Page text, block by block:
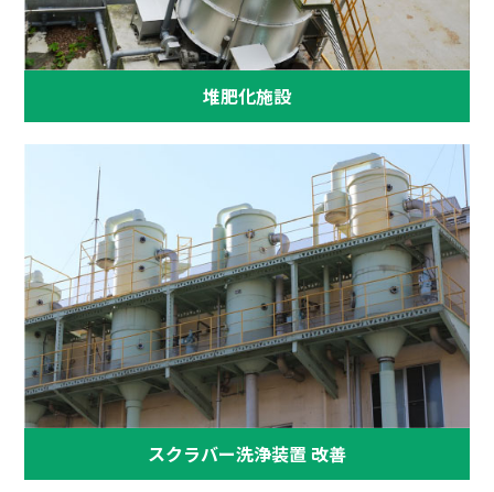
堆肥化施設
スクラバー洗浄装置 改善